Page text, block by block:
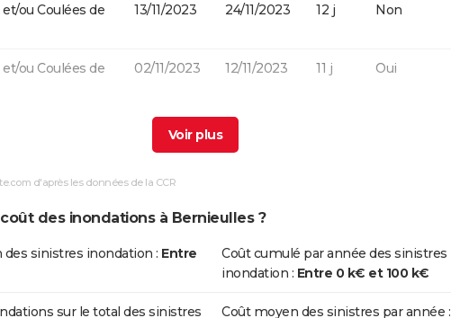
ou Coulées de
13/11/2023 24/11/2023 12 j Non
ou Coulées de
02/11/2023 12/11/2023 11 j Oui
29/10/2012 29/10/2012
ou Coulées de
25/05/2010
d'après les données de la CCR
des inondations à Bernieulles ?
sinistres inondation : Entre
Coût cumulé par année des sinistres
inondation : Entre 0 k€ et 100 k€
sur le total des sinistres
Coût moyen des sinistres par année :